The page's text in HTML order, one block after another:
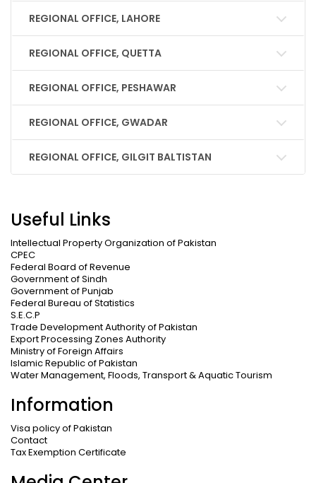
REGIONAL OFFICE, LAHORE
REGIONAL OFFICE, QUETTA
REGIONAL OFFICE, PESHAWAR
REGIONAL OFFICE, GWADAR
REGIONAL OFFICE, GILGIT BALTISTAN
Useful Links
Intellectual Property Organization of Pakistan
CPEC
Federal Board of Revenue
Government of Sindh
Government of Punjab
Federal Bureau of Statistics
S.E.C.P
Trade Development Authority of Pakistan
Export Processing Zones Authority
Ministry of Foreign Affairs
Islamic Republic of Pakistan
Water Management, Floods, Transport & Aquatic Tourism
Information
Visa policy of Pakistan
Contact
Tax Exemption Certificate